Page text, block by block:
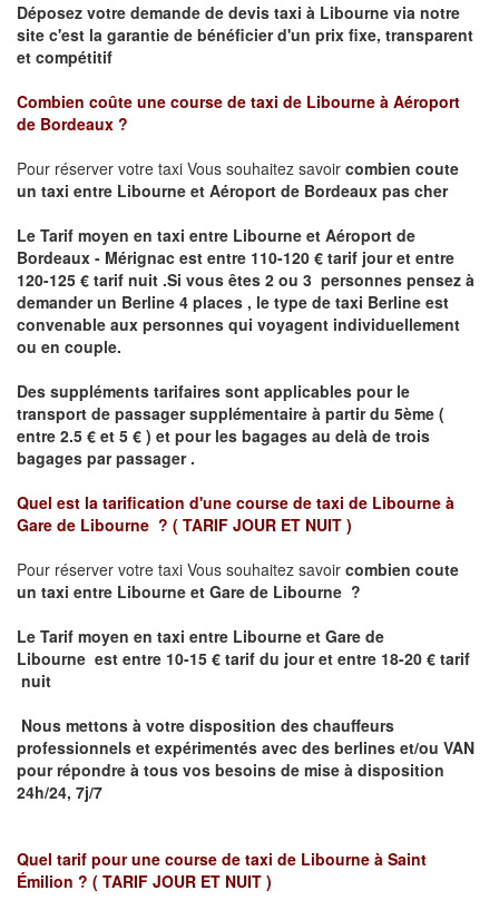
Déposez votre demande de devis taxi à Libourne via notre
site c'est la garantie de bénéficier d'un prix fixe, transparent
et compétitif
Combien coûte une course de taxi de Libourne à Aéroport
de Bordeaux ?
Pour réserver votre taxi Vous souhaitez savoir combien coute
un taxi entre Libourne et Aéroport de Bordeaux pas cher
Le Tarif moyen en taxi entre Libourne et Aéroport de
Bordeaux - Mérignac est entre 110-120 € tarif jour et entre
120-125 € tarif nuit .Si vous êtes 2 ou 3 personnes pensez à
demander un Berline 4 places , le type de taxi Berline est
convenable aux personnes qui voyagent individuellement
ou en couple.
Des suppléments tarifaires sont applicables pour le
transport de passager supplémentaire à partir du 5ème (
entre 2.5 € et 5 € ) et pour les bagages au delà de trois
bagages par passager .
Quel est la tarification d'une course de taxi de Libourne à
Gare de Libourne ? ( TARIF JOUR ET NUIT )
Pour réserver votre taxi Vous souhaitez savoir combien coute
un taxi entre Libourne et Gare de Libourne ?
Le Tarif moyen en taxi entre Libourne et Gare de
Libourne est entre 10-15 € tarif du jour et entre 18-20 € tarif
nuit
Nous mettons à votre disposition des chauffeurs
professionnels et expérimentés avec des berlines et/ou VAN
pour répondre à tous vos besoins de mise à disposition
24h/24, 7j/7
Quel tarif pour une course de taxi de Libourne à Saint
Émilion ? ( TARIF JOUR ET NUIT )